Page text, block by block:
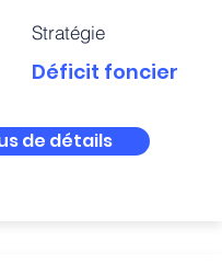
Stratégie
Déficit foncier
de détails